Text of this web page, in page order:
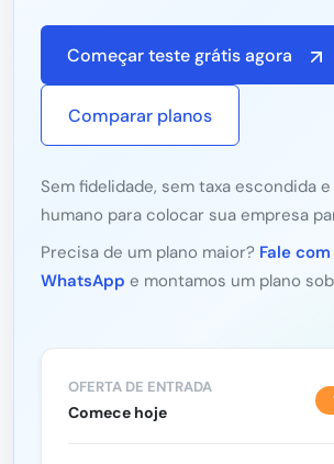
Começar teste grátis agora
Comparar planos
Sem fidelidade, sem taxa escondida
humano para colocar sua empresa
Precisa de um plano maior? Fale
WhatsApp e montamos um plano
OFERTA DE ENTRADA
Comece hoje